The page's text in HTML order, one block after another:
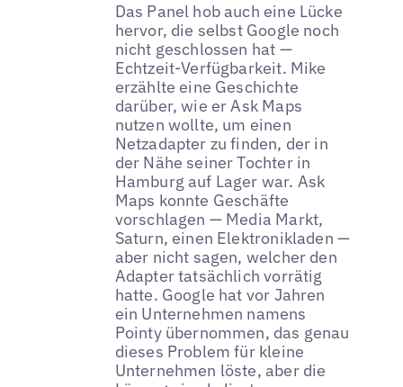
Das Panel hob auch eine Lücke
hervor, die selbst Google noch
nicht geschlossen hat —
Echtzeit-Verfügbarkeit. Mike
erzählte eine Geschichte
darüber, wie er Ask Maps
nutzen wollte, um einen
Netzadapter zu finden, der in
der Nähe seiner Tochter in
Hamburg auf Lager war. Ask
Maps konnte Geschäfte
vorschlagen — Media Markt,
Saturn, einen Elektronikladen —
aber nicht sagen, welcher den
Adapter tatsächlich vorrätig
hatte. Google hat vor Jahren
ein Unternehmen namens
Pointy übernommen, das genau
dieses Problem für kleine
Unternehmen löste, aber die